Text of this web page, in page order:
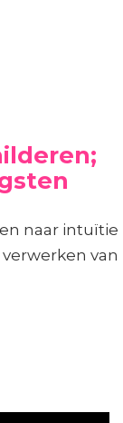
naar intuïtie
van